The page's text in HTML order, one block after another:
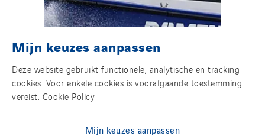
RH MARINE
Mijn keuzes aanpassen
Deze website gebruikt functionele, analytische en tracking
cookies. Voor enkele cookies is voorafgaande toestemming
vereist. Cookie Policy
Mijn keuzes aanpassen